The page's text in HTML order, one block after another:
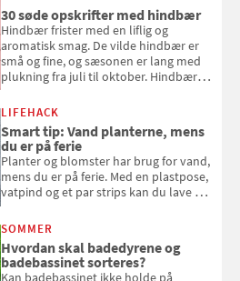
30 søde opskrifter med hindbær
Hindbær frister med en liflig og
aromatisk smag. De vilde hindbær er
små og fine, og sæsonen er lang med
plukning fra juli til oktober. Hindbær
kan bruge dine hindbær i alt fra
bagværk og salater til is og syltning.
LIFEHACK
Smart tip: Vand planterne, mens
du er på ferie
Planter og blomster har brug for vand,
mens du er på ferie. Med en plastpose,
vatpind og et par strips kan du lave dit
at bede naboen om at vande eller
komme hjem til døde planter
SOMMER
Hvordan skal badedyrene og
badebassinet sorteres?
Kan badebassinet ikke holde på